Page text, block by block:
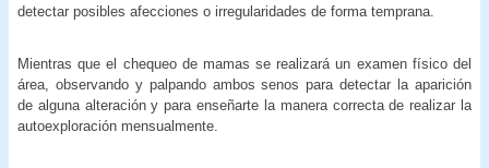
detectar posibles afecciones o irregularidades de forma temprana.
Mientras que el chequeo de mamas se realizará un examen físico del
área, observando y palpando ambos senos para detectar la aparición
de alguna alteración y para enseñarte la manera correcta de realizar la
autoexploración mensualmente.